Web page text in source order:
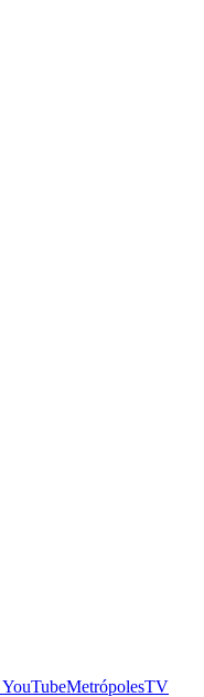
YouTubeMetrópolesTV